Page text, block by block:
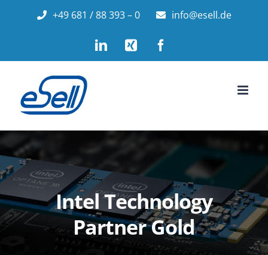
+49 681 / 88 393 – 0 info@esell.de
LinkedInXing
Intel Technology
Partner Gold